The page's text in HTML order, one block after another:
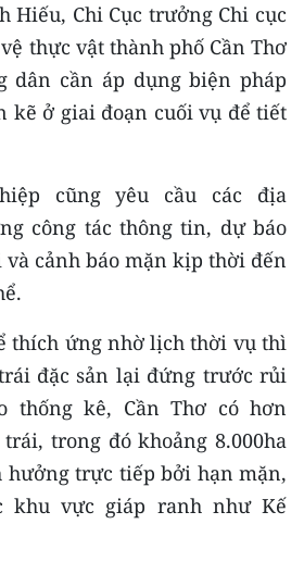
phía Bắc
Bộ và Tây
Long
Chí Minh
Hiếu, Chi Cục trưởng Chi cục
thực vật thành phố Cần Thơ
dân cần áp dụng biện pháp
kẽ ở giai đoạn cuối vụ để tiết
cũng yêu cầu các địa
công tác thông tin, dự báo
cảnh báo mặn kịp thời đến
thích ứng nhờ lịch thời vụ thì
đặc sản lại đứng trước rủi
thống kê, Cần Thơ có hơn
trái, trong đó khoảng 8.000ha
hưởng trực tiếp bởi hạn mặn,
khu vực giáp ranh như Kế